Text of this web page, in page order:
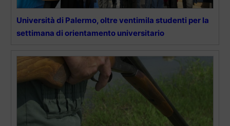
Università di Palermo, oltre ventimila studenti per la
settimana di orientamento universitario